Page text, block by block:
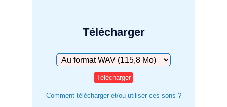
Télécharger
Télécharger
Comment télécharger et/ou utiliser ces sons ?